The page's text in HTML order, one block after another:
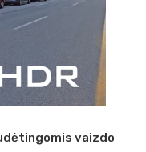
vaizdo